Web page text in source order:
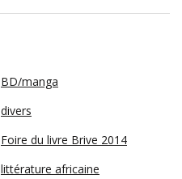
BD/manga
divers
Foire du livre Brive 2014
littérature africaine